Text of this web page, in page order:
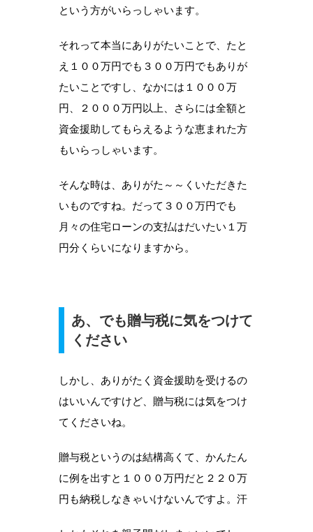
という方がいらっしゃいます。
それって本当にありがたいことで、たと
え１００万円でも３００万円でもありが
たいことですし、なかには１０００万
円、２０００万円以上、さらには全額と
資金援助してもらえるような恵まれた方
もいらっしゃいます。
そんな時は、ありがた～～くいただきた
いものですね。だって３００万円でも
月々の住宅ローンの支払はだいたい１万
円分くらいになりますから。
あ、でも贈与税に気をつけて
ください
しかし、ありがたく資金援助を受けるの
はいいんですけど、贈与税には気をつけ
てくださいね。
贈与税というのは結構高くて、かんたん
に例を出すと１０００万円だと２２０万
円も納税しなきゃいけないんですよ。汗